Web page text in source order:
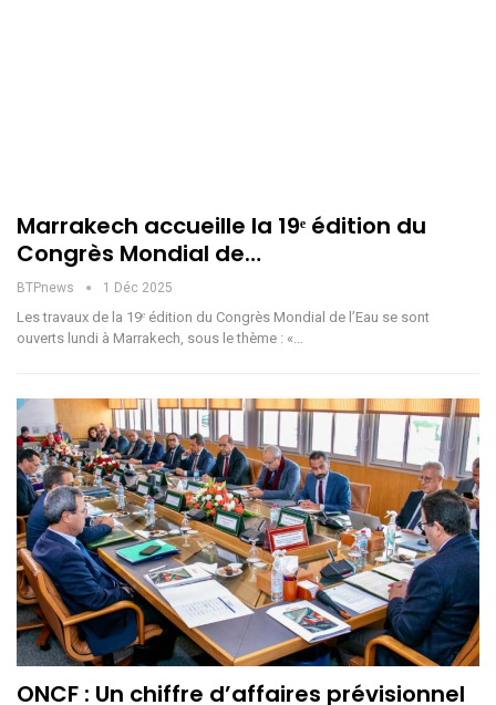
Marrakech accueille la 19ᵉ édition du
Congrès Mondial de…
BTPnews 1 Déc 2025
Les travaux de la 19ᵉ édition du Congrès Mondial de l’Eau se sont
ouverts lundi à Marrakech, sous le thème : «…
ONCF : Un chiffre d’affaires prévisionnel